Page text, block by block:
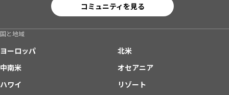
コミュニティを見る
国と地域
ヨーロッパ
北米
中南米
オセアニア
ハワイ
リゾート